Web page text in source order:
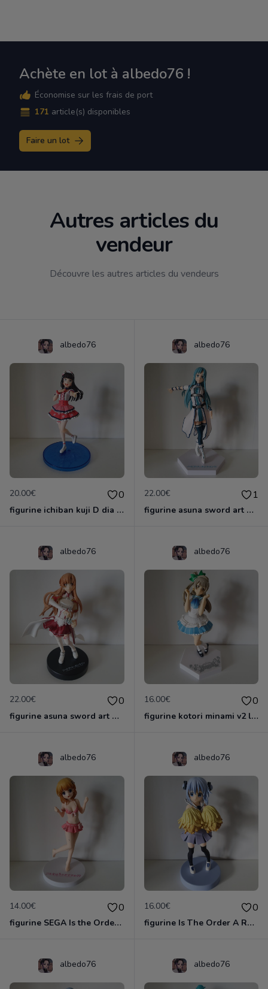
Achète en lot à albedo76 !
Économise sur les frais de port
171 article(s) disponibles
Faire un lot
Autres articles du
vendeur
Découvre les autres articles du vendeurs
albedo76
20.00€ 0
figurine ichiban kuji D dia kurosawa love live sunshine 5 eme anniversaire
albedo76
22.00€ 1
figurine asuna sword art online 2 sao kadokawa
albedo76
22.00€ 0
figurine asuna sword art online sao project
albedo76
16.00€ 0
figurine kotori minami v2 love live
albedo76
14.00€ 0
figurine SEGA Is the Order a Rabbit Hoto Kokoa Pink Swimsuit Ver. PM Premium
albedo76
16.00€ 0
figurine Is The Order A Rabbit figurine Chino Kafuu furyu
albedo76 albedo76